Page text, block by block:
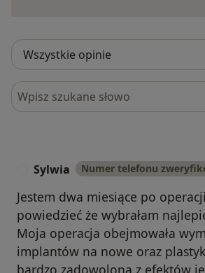
Szukaj w opiniach
Sylwia Numer telefonu
Jestem dwa miesiące po
powiedzieć że wybrałam
Moja operacja obejmowała
implantów na nowe oraz
bardzo zadowolona z efektów